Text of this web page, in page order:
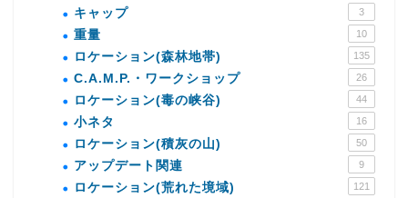
キャップ 3
重量 10
ロケーション(森林地帯) 135
C.A.M.P.・ワークショップ 26
ロケーション(毒の峡谷) 44
小ネタ 16
ロケーション(積灰の山) 50
アップデート関連 9
ロケーション(荒れた境域) 121